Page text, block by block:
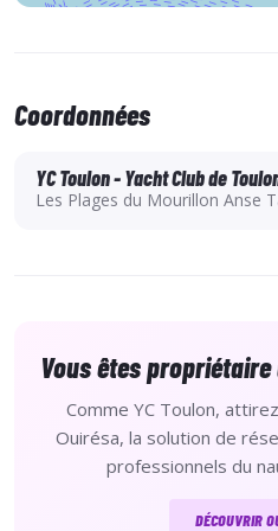
Créneaux disponibles toute
sans engagement à long terme.
Coordonnées
YC Toulon - Yacht Club de
Les Plages du Mourillon Anse
Vous êtes
Comme YC Toulon,
Ouirésa, la solution de
professionnels du
DÉCOUVRIR